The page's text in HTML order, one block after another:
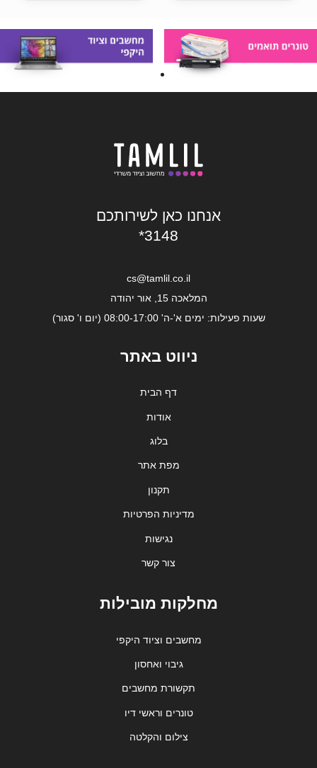
אנחנו כאן לשירותכם
*3148
cs@tamlil.co.il
המלאכה 15, אור יהודה
שעות פעילות: ימים א'-ה' 08:00-17:00 (יום ו' סגור)
ניווט באתר
דף הבית
אודות
בלוג
מפת אתר
תקנון
מדיניות הפרטיות
נגישות
צור קשר
מחלקות מובילות
מחשבים וציוד היקפי
גיבוי ואחסון
תקשורת מחשבים
טונרים וראשי דיו
צילום והקלטה